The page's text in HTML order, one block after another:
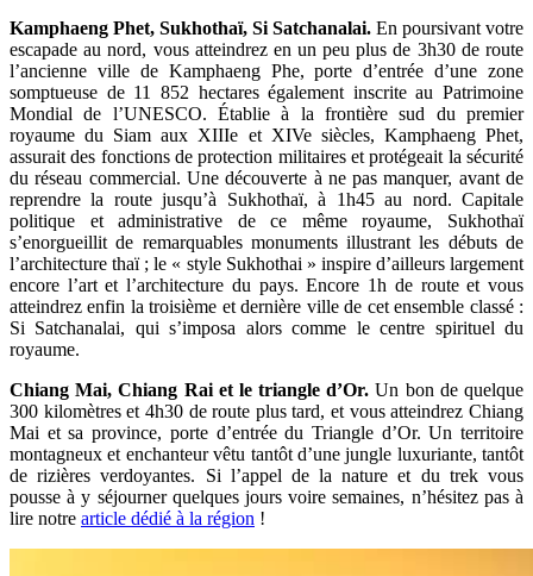
Kamphaeng Phet, Sukhothaï, Si Satchanalai. En poursivant votre
escapade au nord, vous atteindrez en un peu plus de 3h30 de route
l’ancienne ville de Kamphaeng Phe, porte d’entrée d’une zone
somptueuse de 11 852 hectares également inscrite au Patrimoine
Mondial de l’UNESCO. Établie à la frontière sud du premier
royaume du Siam aux XIIIe et XIVe siècles, Kamphaeng Phet,
assurait des fonctions de protection militaires et protégeait la sécurité
du réseau commercial. Une découverte à ne pas manquer, avant de
reprendre la route jusqu’à Sukhothaï, à 1h45 au nord. Capitale
politique et administrative de ce même royaume, Sukhothaï
s’enorgueillit de remarquables monuments illustrant les débuts de
l’architecture thaï ; le « style Sukhothai » inspire d’ailleurs largement
encore l’art et l’architecture du pays. Encore 1h de route et vous
atteindrez enfin la troisième et dernière ville de cet ensemble classé :
Si Satchanalai, qui s’imposa alors comme le centre spirituel du
royaume.
Chiang Mai, Chiang Rai et le triangle d’Or. Un bon de quelque
300 kilomètres et 4h30 de route plus tard, et vous atteindrez Chiang
Mai et sa province, porte d’entrée du Triangle d’Or. Un territoire
montagneux et enchanteur vêtu tantôt d’une jungle luxuriante, tantôt
de rizières verdoyantes. Si l’appel de la nature et du trek vous
pousse à y séjourner quelques jours voire semaines, n’hésitez pas à
lire notre article dédié à la région !